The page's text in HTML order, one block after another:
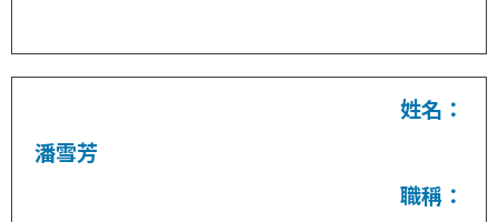
姓名：
潘雪芳
職稱：